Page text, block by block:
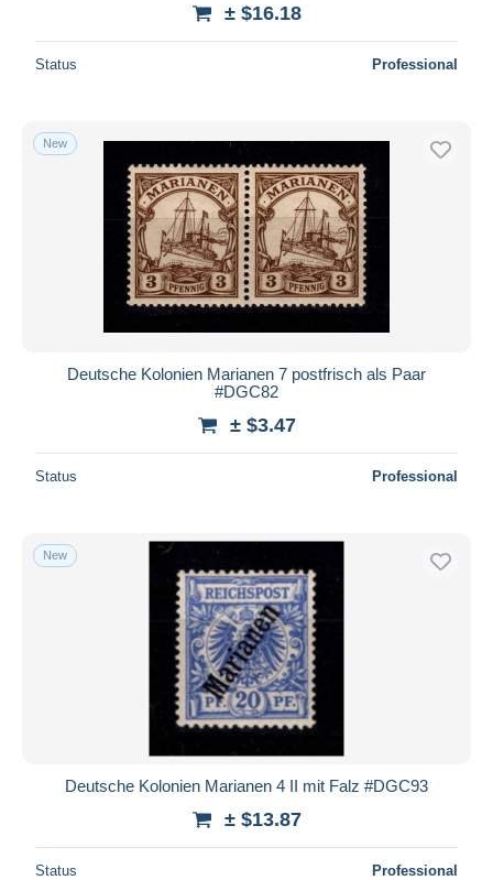
± $16.18
Status Professional
New
Deutsche Kolonien Marianen 7 postfrisch als Paar
#DGC82
± $3.47
Status Professional
New
Deutsche Kolonien Marianen 4 II mit Falz #DGC93
± $13.87
Status Professional